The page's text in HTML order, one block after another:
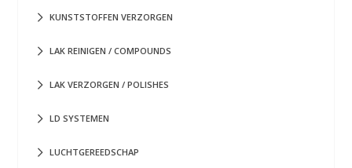
KUNSTSTOFFEN VERZORGEN
LAK REINIGEN / COMPOUNDS
LAK VERZORGEN / POLISHES
LD SYSTEMEN
LUCHTGEREEDSCHAP